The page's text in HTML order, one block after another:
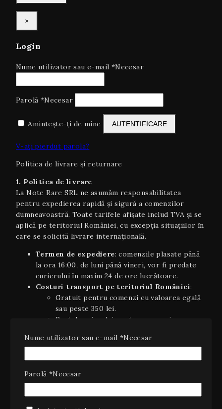
×
Login
Nume utilizator sau e-mail *Necesar
Parolă *Necesar
Amintește-ți de mine AUTENTIFICARE
V-ați pierdut parola?
Politica de livrare și returnare
1. Politica de livrare
La Note Rare SRL ne asumăm responsabilitatea
pentru expedierea rapidă și sigură a comenzilor
dumneavoastră. Toate tarifele afișate includ TVA și se
aplică pe teritoriul României, cu excepția situaţiilor în
care se solicită livrare internaţională.
Termen de expediere: comenzile plasate până
la ora 16:00, de luni până vineri, vor fi predate
curierului în maxim 24 de ore lucrătoare.
Costuri transport pe teritoriul României:
Gratuit pentru comenzi cu valoarea egală
sau peste 350 lei.
Pretul curierului pentru comenzi cu
Livrare internaţională (UE): 5–7 zile
greutate; se va afișa automat în coș la finalizarea
comenzii.
Plata ramburs: disponibilă la livrarea coletelor
pe teritoriul României, cu un cost suplimentar
de 10 lei (inclusiv TVA).
Nume utilizator sau e-mail *Necesar
Parolă *Necesar